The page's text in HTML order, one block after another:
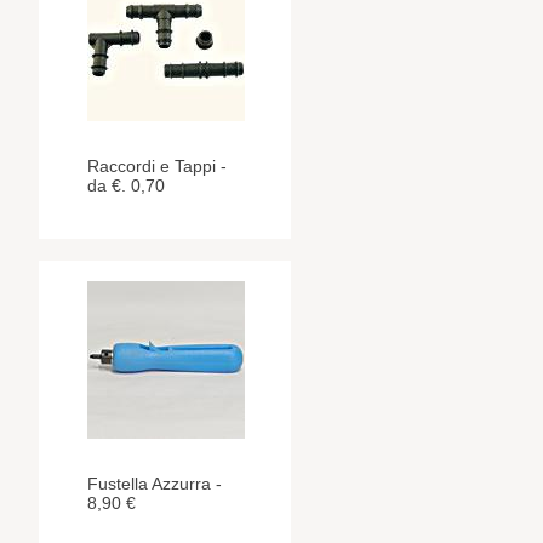
Raccordi e Tappi -
da €. 0,70
Fustella Azzurra -
8,90 €